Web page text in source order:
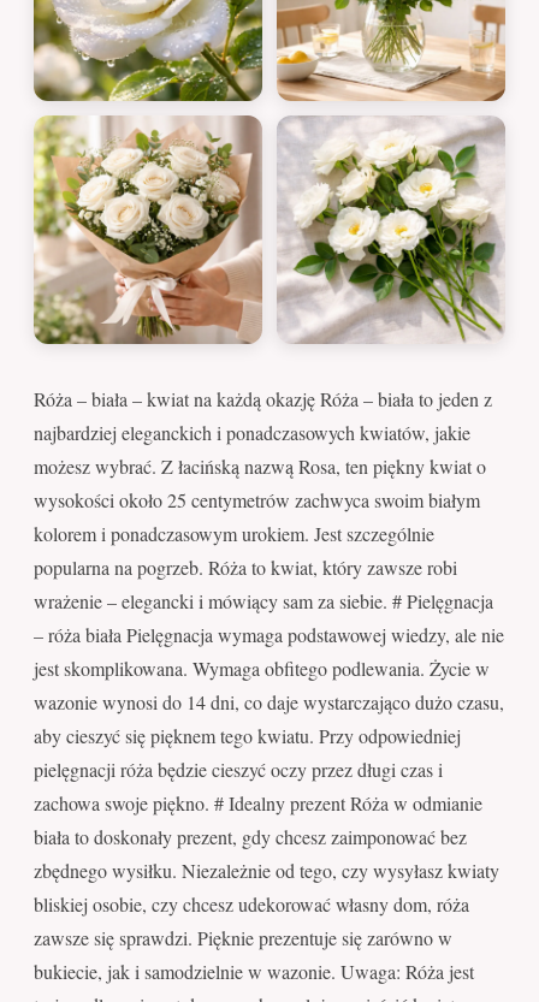
Róża – biała – kwiat na każdą okazję Róża – biała to jeden z
najbardziej eleganckich i ponadczasowych kwiatów, jakie
możesz wybrać. Z łacińską nazwą Rosa, ten piękny kwiat o
wysokości około 25 centymetrów zachwyca swoim białym
kolorem i ponadczasowym urokiem. Jest szczególnie
popularna na pogrzeb. Róża to kwiat, który zawsze robi
wrażenie – elegancki i mówiący sam za siebie. # Pielęgnacja
– róża biała Pielęgnacja wymaga podstawowej wiedzy, ale nie
jest skomplikowana. Wymaga obfitego podlewania. Życie w
wazonie wynosi do 14 dni, co daje wystarczająco dużo czasu,
aby cieszyć się pięknem tego kwiatu. Przy odpowiedniej
pielęgnacji róża będzie cieszyć oczy przez długi czas i
zachowa swoje piękno. # Idealny prezent Róża w odmianie
biała to doskonały prezent, gdy chcesz zaimponować bez
zbędnego wysiłku. Niezależnie od tego, czy wysyłasz kwiaty
bliskiej osobie, czy chcesz udekorować własny dom, róża
zawsze się sprawdzi. Pięknie prezentuje się zarówno w
bukiecie, jak i samodzielnie w wazonie. Uwaga: Róża jest